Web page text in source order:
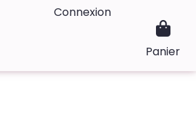
Connexion
Panier